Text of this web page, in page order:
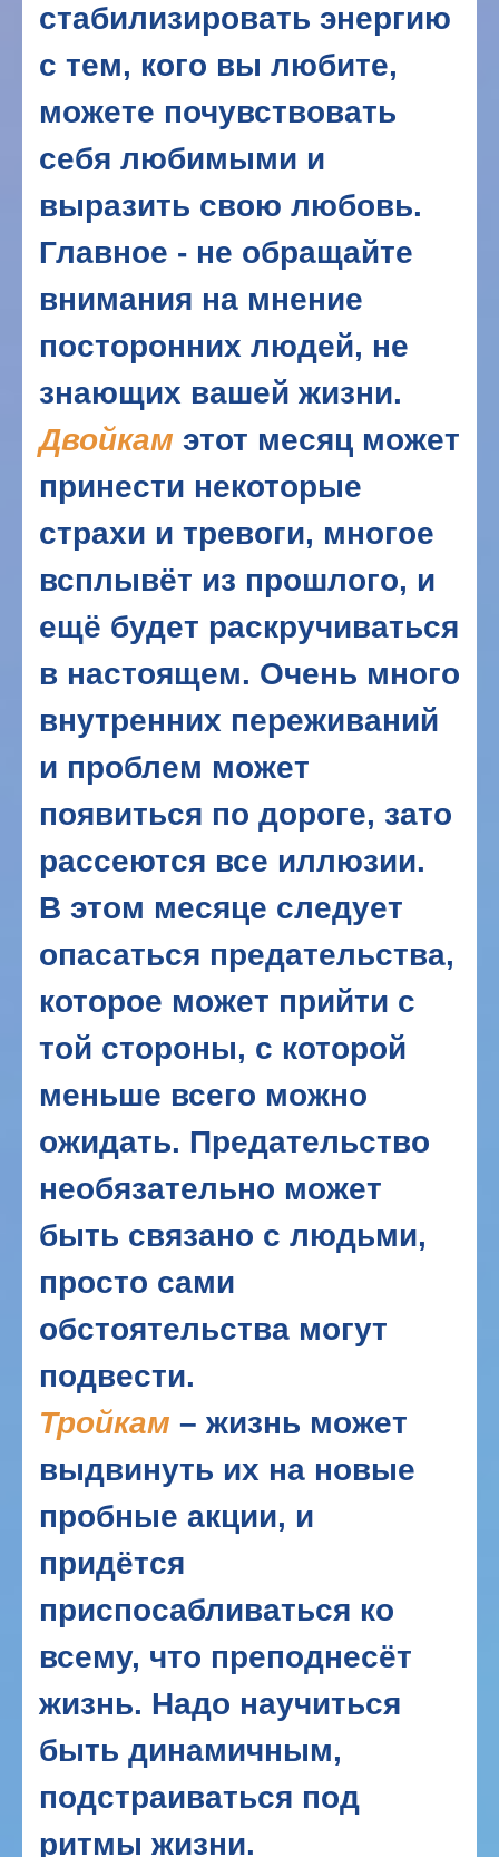
стабилизировать энергию
с тем, кого вы любите,
можете почувствовать
себя любимыми и
выразить свою любовь.
Главное - не обращайте
внимания на мнение
посторонних людей, не
знающих вашей жизни.
Двойкам этот месяц может
принести некоторые
страхи и тревоги, многое
всплывёт из прошлого, и
ещё будет раскручиваться
в настоящем. Очень много
внутренних переживаний
и проблем может
появиться по дороге, зато
рассеются все иллюзии.
В этом месяце следует
опасаться предательства,
которое может прийти с
той стороны, с которой
меньше всего можно
ожидать. Предательство
необязательно может
быть связано с людьми,
просто сами
обстоятельства могут
подвести.
Тройкам – жизнь может
выдвинуть их на новые
пробные акции, и
придётся
приспосабливаться ко
всему, что преподнесёт
жизнь. Надо научиться
быть динамичным,
подстраиваться под
ритмы жизни.